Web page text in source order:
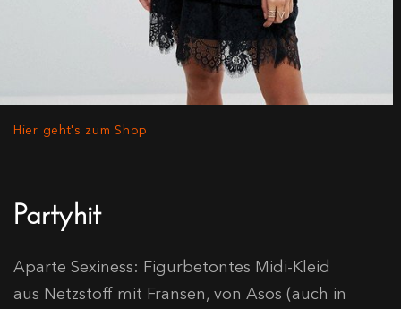
Hier geht's zum Shop
Partyhit
Aparte Sexiness: Figurbetontes Midi-Kleid
aus Netzstoff mit Fransen, von Asos (auch in